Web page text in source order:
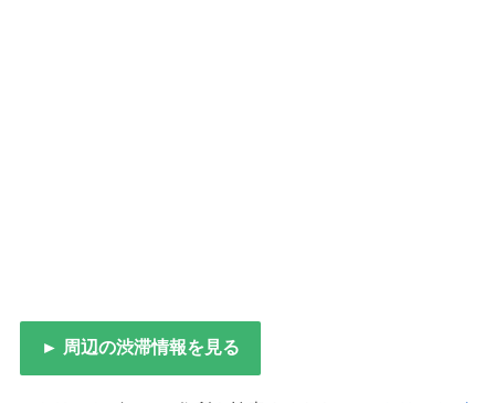
► 周辺の渋滞情報を見る